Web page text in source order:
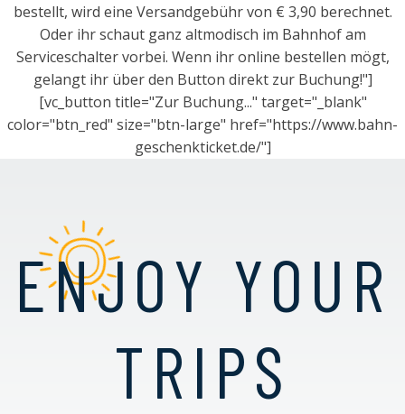
bestellt, wird eine Versandgebühr von € 3,90 berechnet.
Oder ihr schaut ganz altmodisch im Bahnhof am
Serviceschalter vorbei. Wenn ihr online bestellen mögt,
gelangt ihr über den Button direkt zur Buchung!"]
[vc_button title="Zur Buchung..." target="_blank"
color="btn_red" size="btn-large" href="https://www.bahn-
geschenkticket.de/"]
ENJOY YOUR
TRIPS